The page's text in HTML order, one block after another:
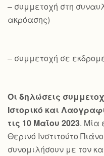
– συμμετοχή στη
ακρόασης)
– συμμετοχή σε
Οι δηλώσεις
Ιστορικό και
τις 10 Μαΐου 2023. Μία
Θερινό Ινστιτούτο
συνομιλήσουν με τον